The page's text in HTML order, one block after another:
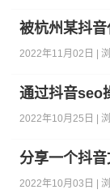
被杭州某抖
2022年11月02日 |
通过抖音seo
2022年10月25日 |
分享一个抖音
2022年10月03日 |